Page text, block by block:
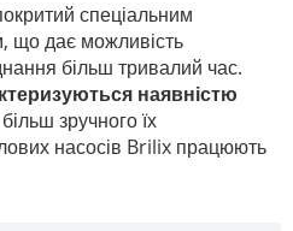
спеціальним
що дає можливість
більш тривалий час.
наявністю
зручного їх
насосів Brilix працюють